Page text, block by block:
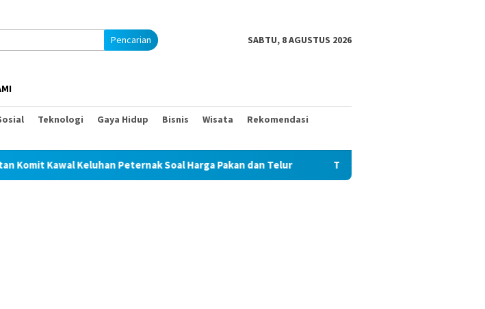
Pencarian SABTU, 8 AGUSTUS 2026
Teknologi Gaya Hidup Bisnis Wisata
Rekomendasi
Peternak Soal Harga Pakan dan Telur TAK MAU KALAH DENGAN YANG MUDA, TIGA